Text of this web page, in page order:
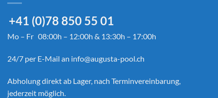
+41 (0)78 850 55 01
Mo – Fr 08:00h – 12:00h & 13:30h – 17:00h
24/7 per E-Mail an info@augusta-pool.ch
Abholung direkt ab Lager, nach Terminvereinbarung,
jederzeit möglich.